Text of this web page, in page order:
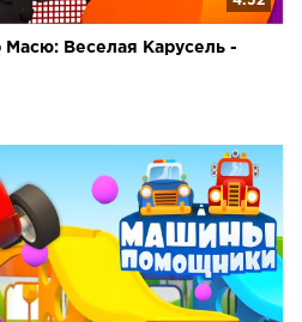
Масю: Веселая Карусель -